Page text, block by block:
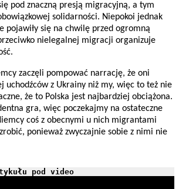
pod znaczną presją migracyjną, a tym
solidarności. Niepokoi jednak
pojawiły się na chwilę przed ogromną
nielegalnej migracji organizuje
zaczęli pompować narrację, że oni
uchodźców z Ukrainy niż my, więc to też nie
że to Polska jest najbardziej obciążona.
gra, więc poczekajmy na ostateczne
coś z obecnymi u nich migrantami
ponieważ zwyczajnie sobie z nimi nie
pod video